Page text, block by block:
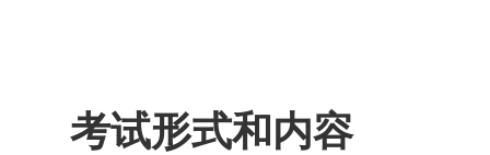
考试形式和内容